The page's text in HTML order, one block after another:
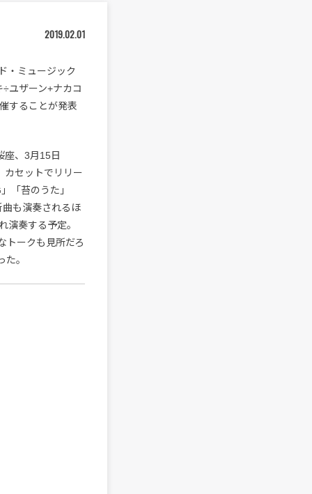
2019.02.01
・ミュージック
ユザーン+ナカコ
することが発表
座、3月15日
カセットでリリー
「苔のうた」
も演奏されるほ
演奏する予定。
トークも見所だろ
。